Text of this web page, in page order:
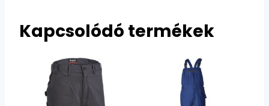
Kapcsolódó termékek